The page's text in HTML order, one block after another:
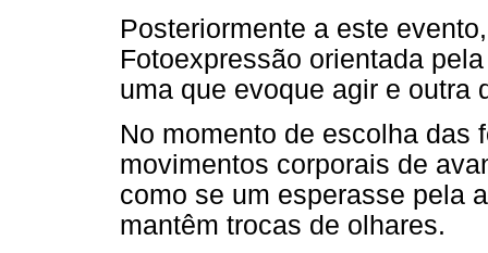
Posteriormente a este
Fotoexpressão orientada
uma que evoque agir e outra
No momento de escolha das
movimentos corporais de
como se um esperasse pela
mantêm trocas de olhares.